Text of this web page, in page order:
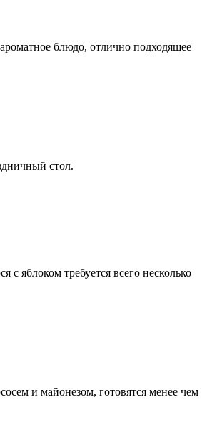
блюдо, отлично подходящее
стол.
с яблоком требуется всего несколько
и майонезом, готовятся менее чем